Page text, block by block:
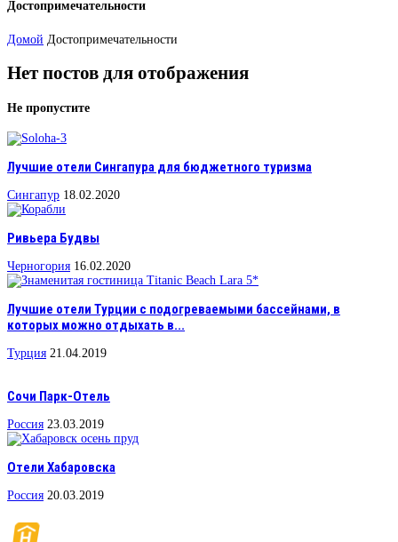
Достопримечательности
Домой Достопримечательности
Нет постов для отображения
Не пропустите
Лучшие отели Сингапура для бюджетного туризма
Сингапур 18.02.2020
Ривьера Будвы
Черногория 16.02.2020
Лучшие отели Турции с подогреваемыми бассейнами, в
которых можно отдыхать в...
Турция 21.04.2019
Сочи Парк-Отель
Россия 23.03.2019
Отели Хабаровска
Россия 20.03.2019